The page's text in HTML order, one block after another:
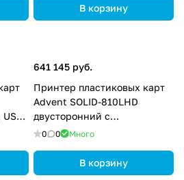
В корзину
641 145 руб.
Принтер пластиковых карт
Advent SOLID-810LHD
двусторонний с
ламинатором, 600 dpi, USB,
0 0 Много
В корзину